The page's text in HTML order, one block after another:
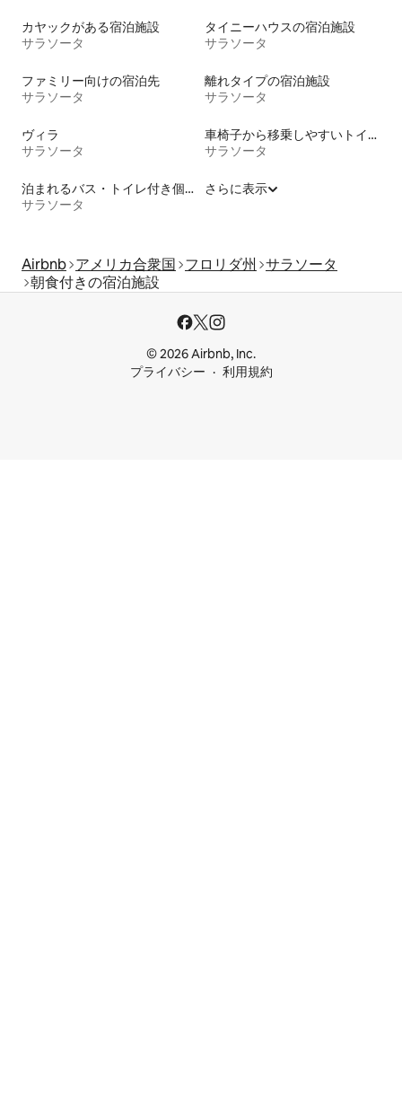
カヤックがある宿泊施設
サラソータ
タイニーハウスの宿泊施設
サラソータ
ファミリー向けの宿泊先
サラソータ
離れタイプの宿泊施設
サラソータ
ヴィラ
サラソータ
車椅子から移乗しやすいトイレ付きの宿泊施設
サラソータ
泊まれるバス・トイレ付き個室
サラソータ
さらに表示
Airbnb アメリカ合衆国 フロリダ州 サラソータ
朝食付きの宿泊施設
© 2026 Airbnb, Inc.
プライバシー
利用規約